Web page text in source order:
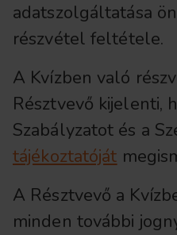
adatszolgáltatása
részvétel feltétele.
A Kvízben való
Résztvevő kijelenti,
Szabályzatot és a
tájékoztatóját
A Résztvevő a
minden további